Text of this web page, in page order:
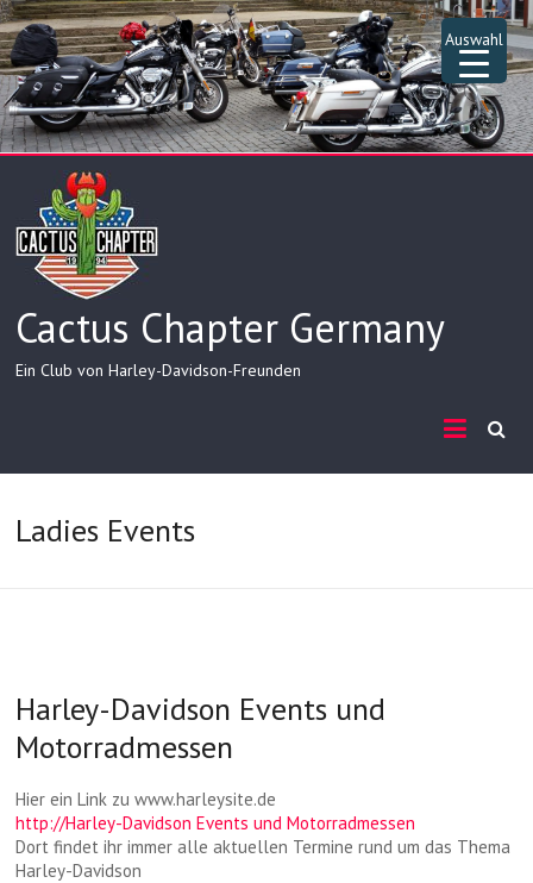
Auswahl
Skip
to
content
Cactus Chapter Germany
Ein Club von Harley-Davidson-Freunden
Ladies Events
Harley-Davidson Events und
Motorradmessen
Hier ein Link zu www.harleysite.de
http://Harley-Davidson Events und Motorradmessen
Dort findet ihr immer alle aktuellen Termine rund um das Thema
Harley-Davidson